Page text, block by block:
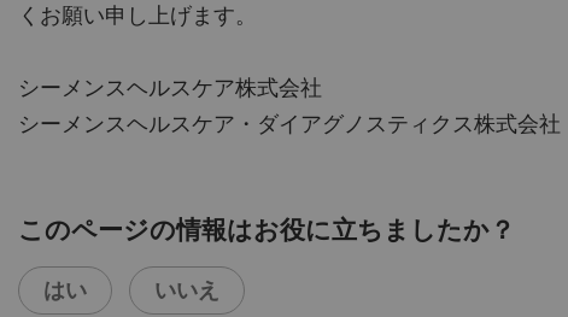
くお願い申し上げます。
シーメンスヘルスケア株式会社
シーメンスヘルスケア・ダイアグノスティクス株式会社
このページの情報はお役に立ちましたか？
はい いいえ